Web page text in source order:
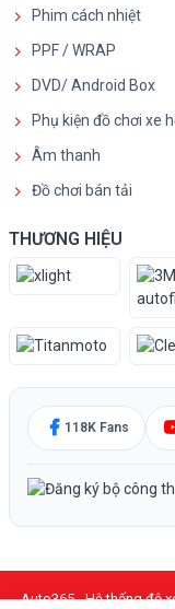
Phim cách nhiệt
PPF / WRAP
DVD/ Android Box
Phụ kiện đồ chơi xe
Âm thanh
Đồ chơi bán tải
THƯƠNG HIỆU
118K Fans
Auto365 - Hệ thống độ